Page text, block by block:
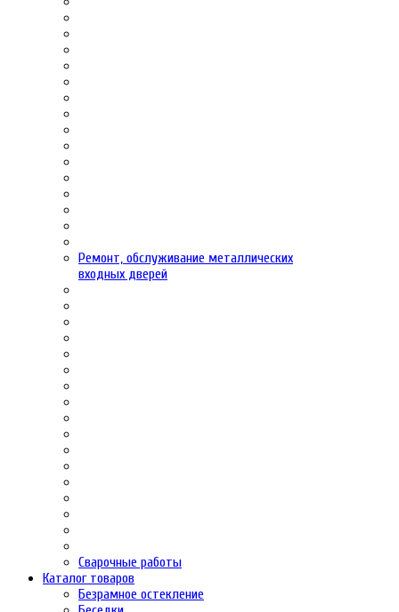
Ремонт, обслуживание металлических
входных дверей
Сварочные работы
Каталог товаров
Безрамное остекление